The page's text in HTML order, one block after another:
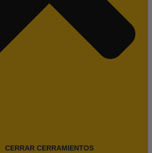
CERRAR CERRAMIENTOS